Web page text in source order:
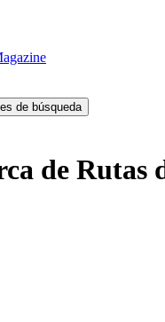
de búsqueda
de Rutas